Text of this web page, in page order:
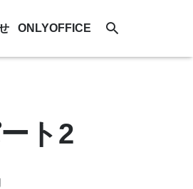
ONLYOFFICE
ト2